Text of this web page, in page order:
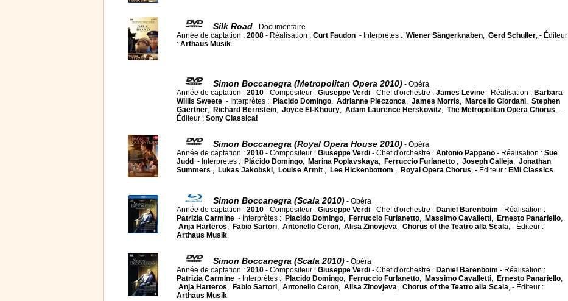
Silk Road - Documentaire
Année de captation : 2008 - Réalisation : Curt Faudon - Interprètes : Wiener Sängerknaben, Gerd Schuller, - Éditeur
: Arthaus Musik
Simon Boccanegra (Metropolitan Opera 2010) - Opéra
Année de captation : 2010 - Compositeur : Giuseppe Verdi - Chef d'orchestre : James Levine - Réalisation : Barbara
Willis Sweete - Interprètes : Placido Domingo, Adrianne Pieczonca, James Morris, Marcello Giordani, Stephen
Gaertner, Richard Bernstein, Joyce El-Khoury, Adam Laurence Herskowitz, The Metropolitan Opera Chorus, -
Éditeur : Sony Classical
Simon Boccanegra (Royal Opera House 2010) - Opéra
Année de captation : 2010 - Compositeur : Giuseppe Verdi - Chef d'orchestre : Antonio Pappano - Réalisation : Sue
Judd - Interprètes : Plácido Domingo, Marina Poplavskaya, Ferruccio Furlanetto , Joseph Calleja, Jonathan
Summers , Lukas Jakobski, Louise Armit , Lee Hickenbottom , Royal Opera Chorus, - Éditeur : EMI Classics
Simon Boccanegra (Scala 2010) - Opéra
Année de captation : 2010 - Compositeur : Giuseppe Verdi - Chef d'orchestre : Daniel Barenboim - Réalisation :
Patrizia Carmine - Interprètes : Placido Domingo, Ferruccio Furlanetto, Massimo Cavalletti, Ernesto Panariello,
Anja Harteros, Fabio Sartori, Antonello Ceron, Alisa Zinovjeva, Chorus of the Teatro alla Scala, - Éditeur :
Arthaus Musik
Simon Boccanegra (Scala 2010) - Opéra
Année de captation : 2010 - Compositeur : Giuseppe Verdi - Chef d'orchestre : Daniel Barenboim - Réalisation :
Patrizia Carmine - Interprètes : Placido Domingo, Ferruccio Furlanetto, Massimo Cavalletti, Ernesto Panariello,
Anja Harteros, Fabio Sartori, Antonello Ceron, Alisa Zinovjeva, Chorus of the Teatro alla Scala, - Éditeur :
Arthaus Musik